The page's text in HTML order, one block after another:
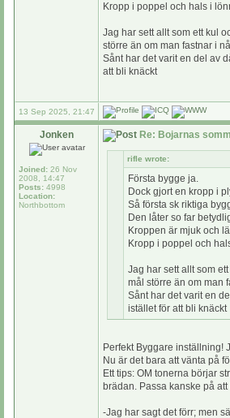
Kropp i poppel och hals i
Jag har sett allt som ett kul
större än om man fastnar i
Sånt har det varit en del av
att bli knäckt
13 Sep 2025, 21:47
Jonken
Joined: 26 Nov
2008, 14:47
Posts: 4998
Location:
Northbottom
Re: Bojarnas
rifle wrote:
Första bygge ja.
Dock gjort en kropp i
Så första sk riktiga
Den låter so far
Kroppen är mjuk och
Kropp i poppel och
Jag har sett allt som
mål större än om man
Sånt har det varit en
istället för att bli knäckt
Perfekt Byggare inställning!
Nu är det bara att vänta på
Ett tips: OM tonerna börjar
brädan. Passa kanske på
-Jag har sagt det förr; men